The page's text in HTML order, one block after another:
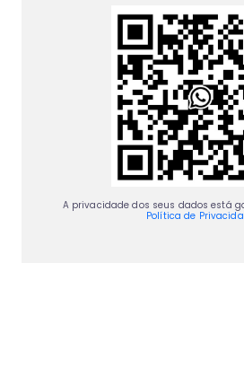
A privacidade dos seus dados está
Política de